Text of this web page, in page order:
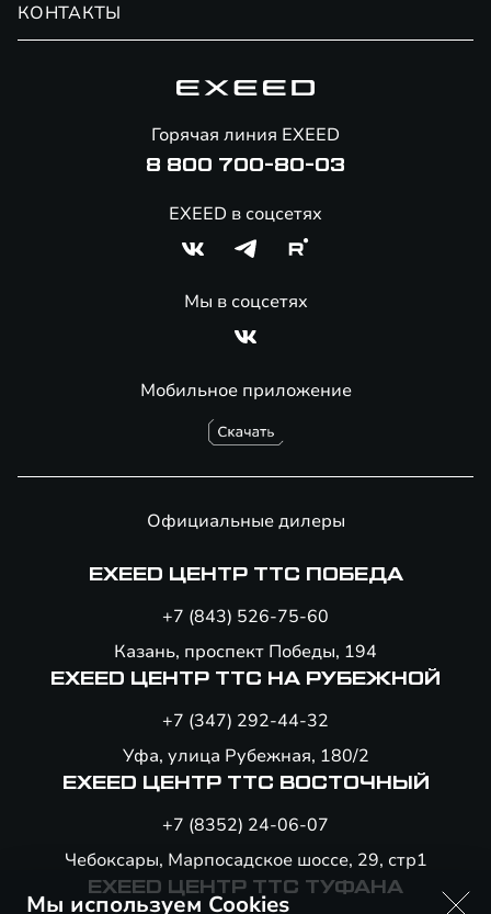
Сервис
Помощь на дорогах
Специальные предложения
КОНТАКТЫ
Мобильное приложение
Горячая линия EXEED
8 800 700-80-03
EXEED в соцсетях
Мы в соцсетях
Официальные дилеры
EXEED ЦЕНТР ТТС ПОБЕДА
+7 (843) 526-75-60
Казань, проспект Победы, 194
EXEED ЦЕНТР ТТС НА РУБЕЖНОЙ
+7 (347) 292-44-32
Уфа, улица Рубежная, 180/2
EXEED ЦЕНТР ТТС ВОСТОЧНЫЙ
+7 (8352) 24-06-07
Чебоксары, Марпосадское шоссе, 29, стр1
EXEED ЦЕНТР ТТС ТУФАНА
Мы используем Cookies